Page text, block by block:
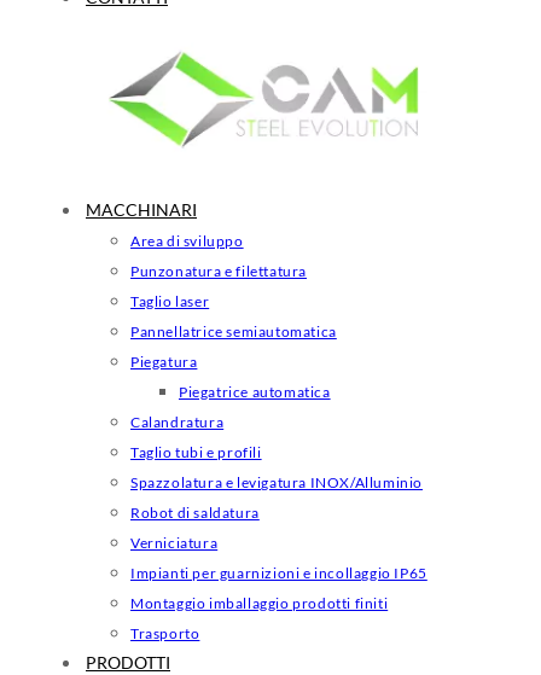
MACCHINARI
Area di sviluppo
Punzonatura e filettatura
Taglio laser
Pannellatrice semiautomatica
Piegatura
Piegatrice automatica
Calandratura
Taglio tubi e profili
Spazzolatura e levigatura INOX/Alluminio
Robot di saldatura
Verniciatura
Impianti per guarnizioni e incollaggio IP65
Montaggio imballaggio prodotti finiti
Trasporto
PRODOTTI